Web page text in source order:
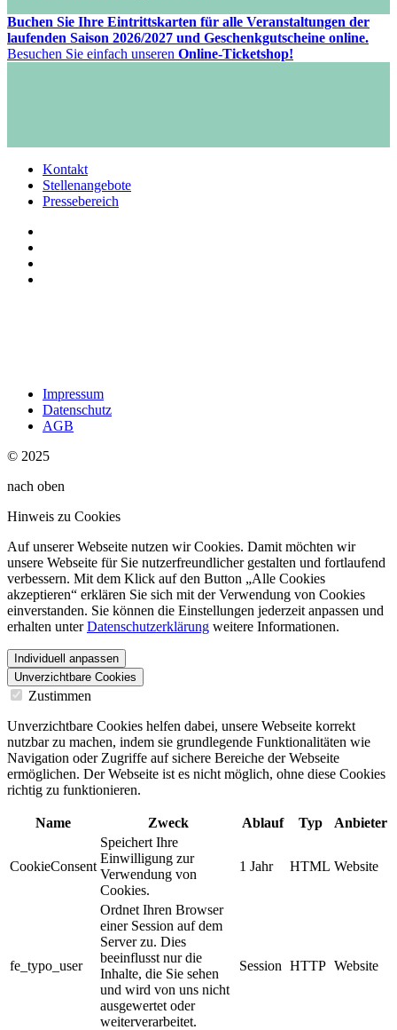
Buchen Sie Ihre Eintrittskarten für alle Veranstaltungen der
laufenden Saison 2026/2027 und Geschenkgutscheine online.
Besuchen Sie einfach unseren Online-Ticketshop!
Kontakt
Stellenangebote
Pressebereich
Impressum
Datenschutz
AGB
© 2025
nach oben
Hinweis zu Cookies
Auf unserer Webseite nutzen wir Cookies. Damit möchten wir
unsere Webseite für Sie nutzerfreundlicher gestalten und fortlaufend
verbessern. Mit dem Klick auf den Button „Alle Cookies
akzeptieren“ erklären Sie sich mit der Verwendung von Cookies
einverstanden. Sie können die Einstellungen jederzeit anpassen und
erhalten unterDatenschutzerklärung weitere Informationen.
Individuell anpassen
Unverzichtbare Cookies
Zustimmen
Unverzichtbare Cookies helfen dabei, unsere Webseite korrekt
nutzbar zu machen, indem sie grundlegende Funktionalitäten wie
Navigation oder Zugriffe auf sichere Bereiche der Webseite
ermöglichen. Der Webseite ist es nicht möglich, ohne diese Cookies
richtig zu funktionieren.
Name Zweck Ablauf Typ Anbieter
CookieConsent
Speichert Ihre
Einwilligung zur
Verwendung von
Cookies.
1 Jahr HTML Website
fe_typo_user
Ordnet Ihren Browser
einer Session auf dem
Server zu. Dies
beeinflusst nur die
Inhalte, die Sie sehen
und wird von uns nicht
ausgewertet oder
weiterverarbeitet.
Session HTTP Website